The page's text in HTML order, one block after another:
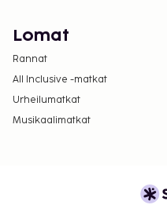
Lomat
Rannat
All Inclusive -matkat
Urheilumatkat
Musikaalimatkat